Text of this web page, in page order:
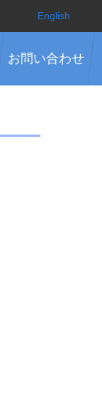
English
お問い合わせ